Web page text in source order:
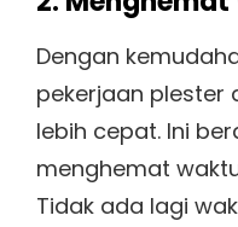
Dengan
pekerjaan plester
lebih cepat. Ini
menghemat
Tidak ada lagi